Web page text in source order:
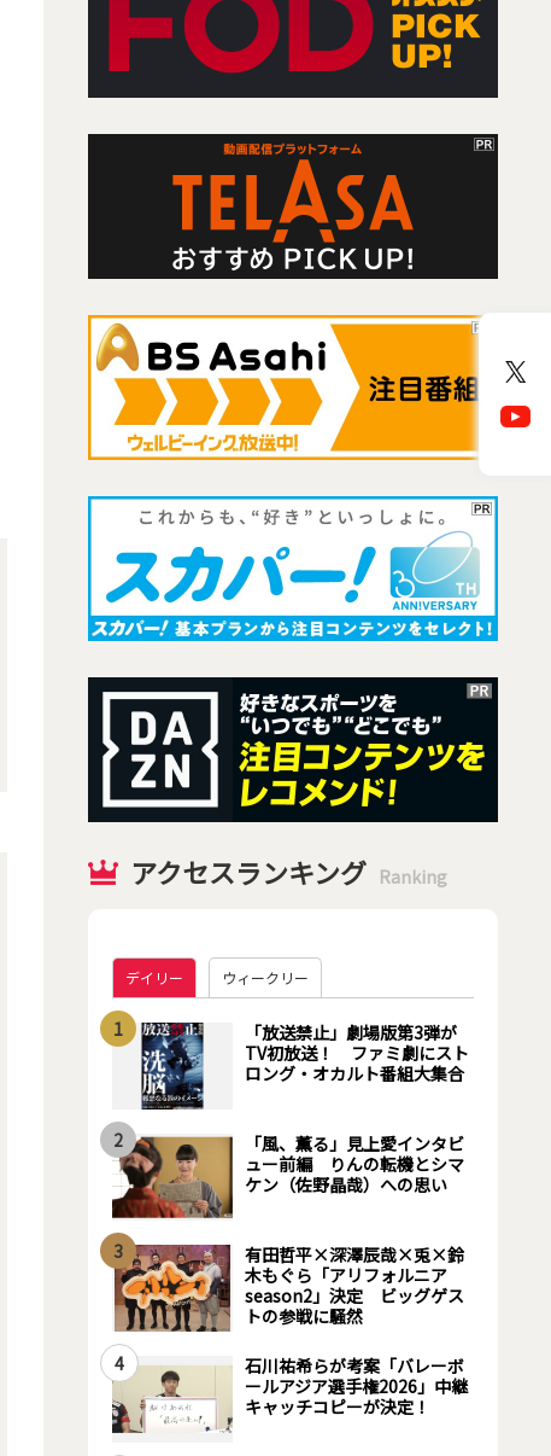
アクセスランキング Ranking
デイリー ウィークリー
1
「放送禁止」劇場版第3弾が
TV初放送！ ファミ劇にスト
ロング・オカルト番組大集合
2
「風、薫る」見上愛インタビ
ュー前編 りんの転機とシマ
ケン（佐野晶哉）への思い
3
有田哲平×深澤辰哉×兎×鈴
木もぐら「アリフォルニア
season2」決定 ビッグゲス
トの参戦に騒然
4
石川祐希らが考案「バレーボ
ールアジア選手権2026」中継
キャッチコピーが決定！